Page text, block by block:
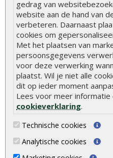
gedrag van
website aan de hand van
verbeteren. Daarnaast
cookies om
Met het plaatsen van
persoonsgegevens
voor deze verwerking
plaatst. Wil je niet alle
dit op ieder moment
Lees voor meer informatie
cookieverklaring.
Technische cookies
Analytische cookies
Duurzame tuin
Welke palen voor een
Alle populaire
Tuinhout
Schutting
Vlonderplanken
Tuinpalen
Tuinhekken
Tuinhuizen